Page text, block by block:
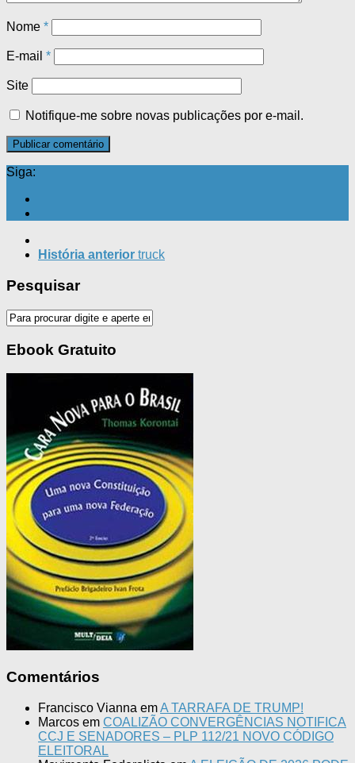
Nome *
E-mail *
Site
Notifique-me sobre novas publicações por e-mail.
Siga:
História anterior truck
Pesquisar
Ebook Gratuito
Comentários
Francisco Vianna emA TARRAFA DE TRUMP!
Marcos em COALIZÃO CONVERGÊNCIAS NOTIFICA
CCJ E SENADORES – PLP 112/21 NOVO CÓDIGO
ELEITORAL